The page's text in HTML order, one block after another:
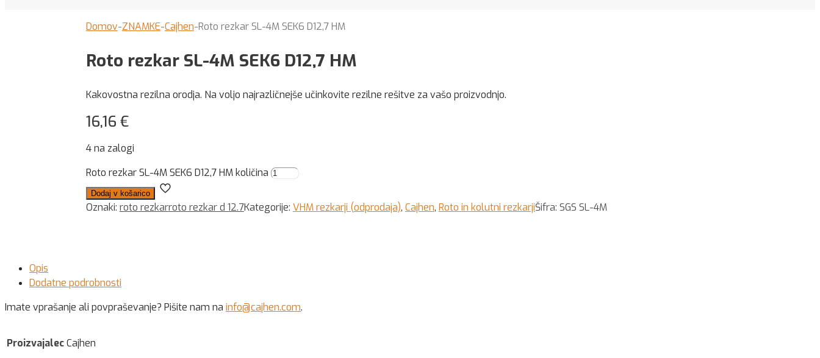
Domov-ZNAMKE-Cajhen-Roto rezkar SL-4M SEK6 D12,7 HM
Roto rezkar SL-4M SEK6 D12,7 HM
Kakovostna rezilna orodja. Na voljo najrazličnejše učinkovite rezilne rešitve za vašo proizvodnjo.
16,16 €
4 na zalogi
Roto rezkar SL-4M SEK6 D12,7 HM količina
Dodaj v košarico
Oznaki: roto rezkarroto rezkar d 12.7Kategorije: VHM rezkarji (odprodaja), Cajhen, Roto in kolutni rezkarjiŠifra: SGS SL-4M
Opis
Dodatne podrobnosti
Imate vprašanje ali povpraševanje? Pišite nam na info@cajhen.com.
ProizvajalecCajhen